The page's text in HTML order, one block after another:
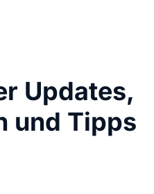
Updates,
und Tipps